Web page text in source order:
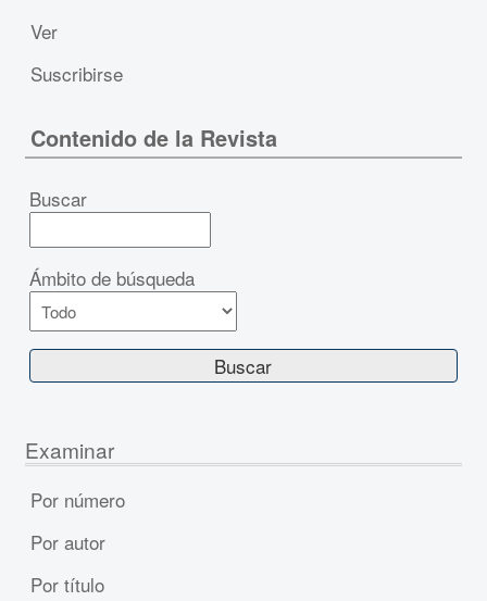
Ver
Suscribirse
Contenido de la Revista
Buscar
Ámbito de búsqueda
Examinar
Por número
Por autor
Por título